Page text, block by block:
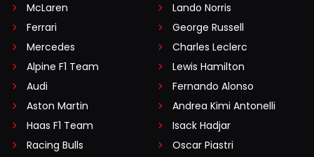
McLaren
Ferrari
Mercedes
Alpine F1 Team
Audi
Aston Martin
Haas F1 Team
Racing Bulls
Lando Norris
George Russell
Charles Leclerc
Lewis Hamilton
Fernando Alonso
Andrea Kimi Antonelli
Isack Hadjar
Oscar Piastri